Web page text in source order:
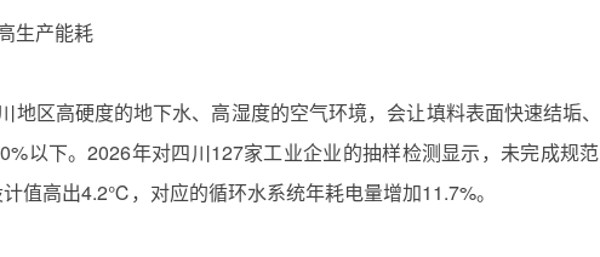
生产能耗
地区高硬度的地下水、高湿度的空气环境，会让填料表面快速结垢
以下。2026年对四川127家工业企业的抽样检测显示，未完成规
值高出4.2℃，对应的循环水系统年耗电量增加11.7%。